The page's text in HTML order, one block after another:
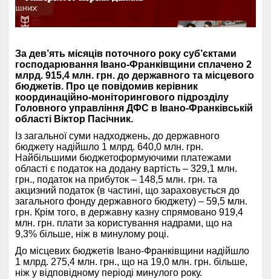
За дев’ять місяців поточного року суб’єктами
господарювання Івано-Франківщини сплачено 2
млрд. 915,4 млн. грн. до державного та місцевого
бюджетів. Про це повідомив керівник
координаційно-моніторингового підрозділу
Головного управління ДФС в Івано-Франківській
області Віктор Пасічник.
Із загальної суми надходжень, до державного
бюджету надійшло 1 млрд. 640,0 млн. грн.
Найбільшими бюджетоформуючими платежами
області є податок на додану вартість – 329,1 млн.
грн., податок на прибуток – 148,5 млн. грн. та
акцизний податок (в частині, що зараховується до
загального фонду державного бюджету) – 59,5 млн.
грн. Крім того, в державну казну спрямовано 919,4
млн. грн. плати за користування надрами, що на
9,3% більше, ніж в минулому році.
До місцевих бюджетів Івано-Франківщини надійшло
1 млрд. 275,4 млн. грн., що на 19,0 млн. грн. більше,
ніж у відповідному періоді минулого року.